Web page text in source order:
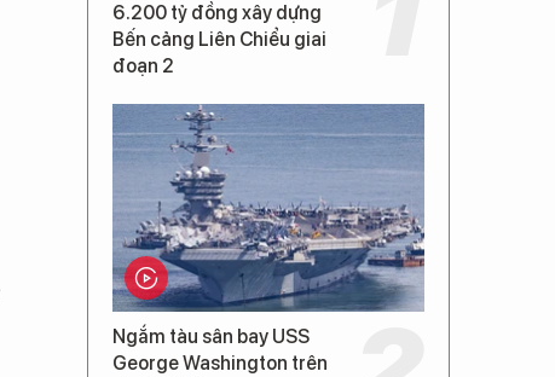
6.200 tỷ đồng xây dựng
Bến cảng Liên Chiểu giai
đoạn 2
Ngắm tàu sân bay USS
George Washington trên